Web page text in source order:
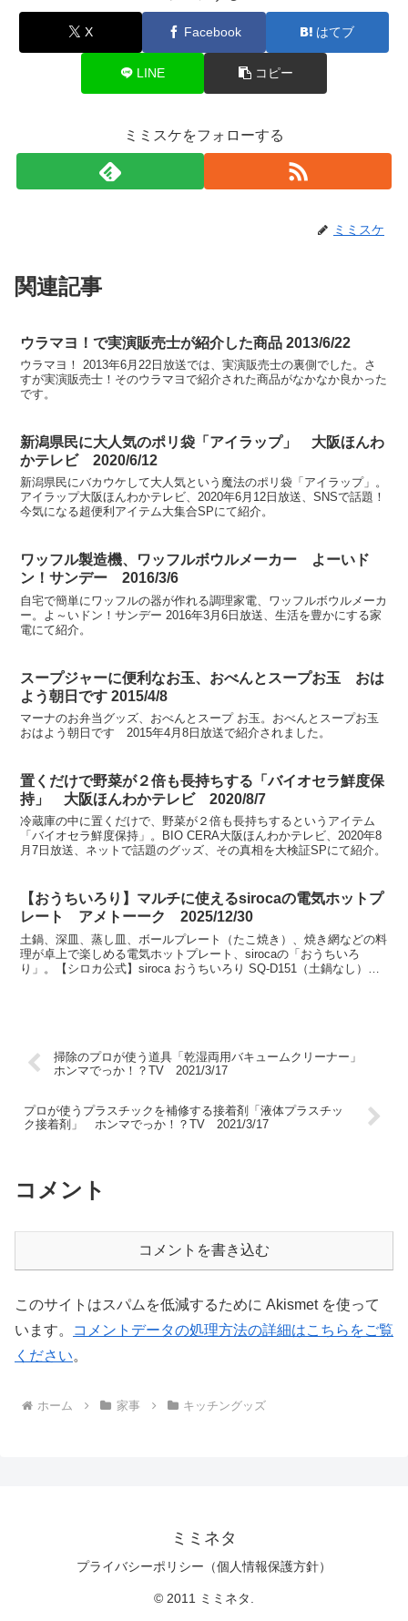
X Facebook はてブ
LINE コピー
ミミスケをフォローする
ミミスケ
関連記事
ウラマヨ！で実演販売士が紹介した商品 2013/6/22
ウラマヨ！ 2013年6月22日放送では、実演販売士の裏側でした。さ
すが実演販売士！そのウラマヨで紹介された商品がなかなか良かった
です。
新潟県民に大人気のポリ袋「アイラップ」 大阪ほんわ
かテレビ 2020/6/12
新潟県民にバカウケして大人気という魔法のポリ袋「アイラップ」。
アイラップ大阪ほんわかテレビ、2020年6月12日放送、SNSで話題！
今気になる超便利アイテム大集合SPにて紹介。
ワッフル製造機、ワッフルボウルメーカー よーいド
ン！サンデー 2016/3/6
自宅で簡単にワッフルの器が作れる調理家電、ワッフルボウルメーカ
ー。よ～いドン！サンデー 2016年3月6日放送、生活を豊かにする家
電にて紹介。
スープジャーに便利なお玉、おべんとスープお玉 おは
よう朝日です 2015/4/8
マーナのお弁当グッズ、おべんとスープ お玉。おべんとスープお玉
おはよう朝日です 2015年4月8日放送で紹介されました。
置くだけで野菜が２倍も長持ちする「バイオセラ鮮度保
持」 大阪ほんわかテレビ 2020/8/7
冷蔵庫の中に置くだけで、野菜が２倍も長持ちするというアイテム
「バイオセラ鮮度保持」。BIO CERA大阪ほんわかテレビ、2020年8
月7日放送、ネットで話題のグッズ、その真相を大検証SPにて紹介。
【おうちいろり】マルチに使えるsirocaの電気ホットプ
レート アメトーーク 2025/12/30
土鍋、深皿、蒸し皿、ボールプレート（たこ焼き）、焼き網などの料
理が卓上で楽しめる電気ホットプレート、sirocaの「おうちいろ
り」。【シロカ公式】siroca おうちいろり SQ-D151（土鍋なし）
掃除のプロが使う道具「乾湿両用バキュームクリーナー」
ホンマでっか！？TV 2021/3/17
プロが使うプラスチックを補修する接着剤「液体プラスチッ
ク接着剤」 ホンマでっか！？TV 2021/3/17
コメント
コメントを書き込む
このサイトはスパムを低減するために Akismet を使って
います。
コメントデータの処理方法の詳細はこちらをご覧
ください。
ホーム 家事 キッチングッズ
ミミネタ
プライバシーポリシー（個人情報保護方針）
© 2011 ミミネタ.